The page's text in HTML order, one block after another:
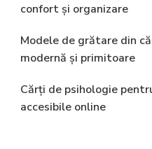
confort și organizare
Modele de grătare din
modernă și primitoare
Cărți de psihologie
accesibile online